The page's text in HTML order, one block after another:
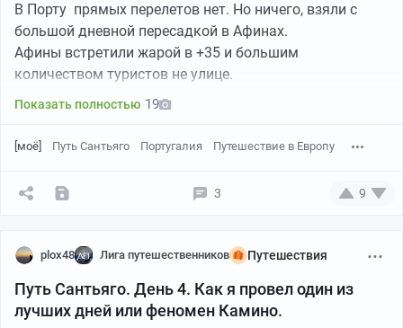
На подходе к городу встретил австрийку Бриджит, с
кем мы познакомились в один из дней в хостеле
компанию. Она еще не думала, где будет ночевать, а я
заселиться в Cruces de Iria. (10 евро за ночь
). Бриджит
Вход в город обрамляла красивая аллея, картинка как
В Порту прямых перелетов нет. Но ничего, взяли с
большой дневной пересадкой в Афинах.
Афины встретили жарой в +35 и большим
количеством туристов не улице.
Показать полностью 19
[моё] Путь Сантьяго Португалия Путешествие в Европу
3 9
plox48 Лига путешественников Путешествия
Путь Сантьяго. День 4. Как я провел один из
лучших дней или феномен Камино.